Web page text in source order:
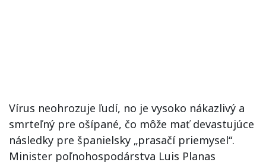
Vírus neohrozuje ľudí, no je vysoko nákazlivý a
smrteľný pre ošípané, čo môže mať devastujúce
následky pre španielsky „prasačí priemysel“.
Minister poľnohospodárstva Luis Planas